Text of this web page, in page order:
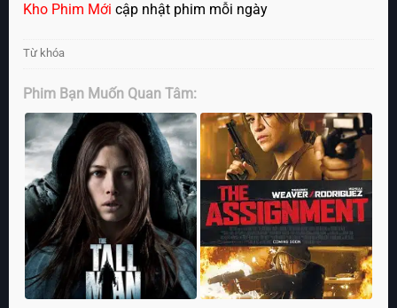
Kho Phim Mới cập nhật phim mỗi ngày
Từ khóa
Phim Bạn Muốn Quan Tâm: